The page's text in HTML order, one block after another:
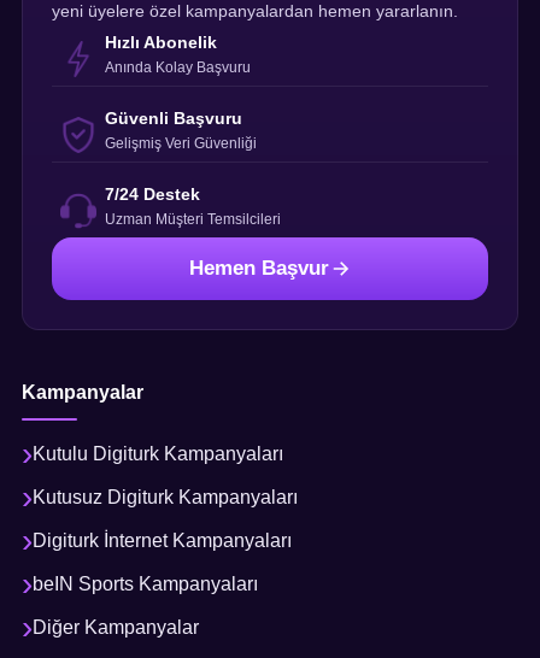
yeni üyelere özel kampanyalardan hemen yararlanın.
Hızlı Abonelik
Anında Kolay Başvuru
Güvenli Başvuru
Gelişmiş Veri Güvenliği
7/24 Destek
Uzman Müşteri Temsilcileri
Hemen Başvur
Kampanyalar
Kutulu Digiturk Kampanyaları
Kutusuz Digiturk Kampanyaları
Digiturk İnternet Kampanyaları
beIN Sports Kampanyaları
Diğer Kampanyalar